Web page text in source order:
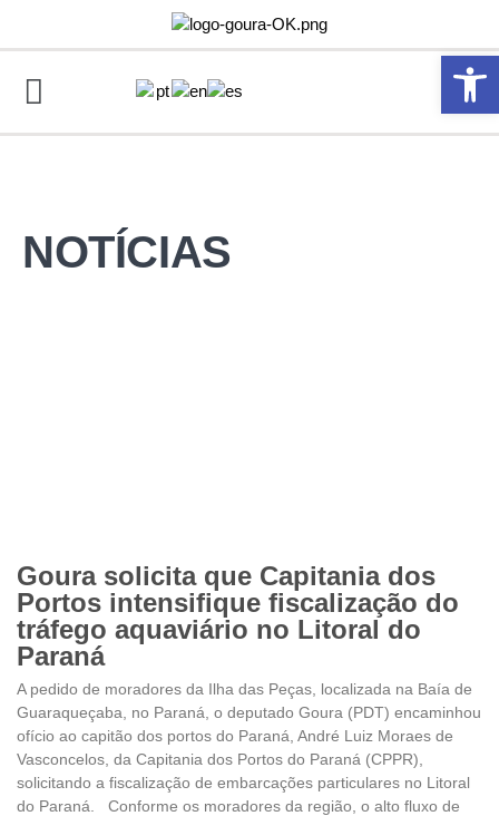
Abrir
NOTÍCIAS
Goura solicita que Capitania dos
Portos intensifique fiscalização do
tráfego aquaviário no Litoral do
Paraná
A pedido de moradores da Ilha das Peças, localizada na Baía de
Guaraqueçaba, no Paraná, o deputado Goura (PDT) encaminhou
ofício ao capitão dos portos do Paraná, André Luiz Moraes de
Vasconcelos, da Capitania dos Portos do Paraná (CPPR),
solicitando a fiscalização de embarcações particulares no Litoral
do Paraná. Conforme os moradores da região, o alto fluxo de